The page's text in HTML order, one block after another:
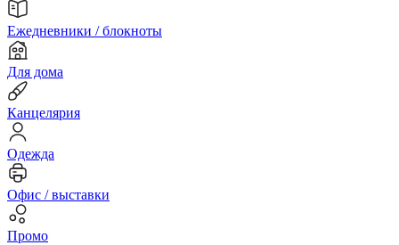
Ежедневники / блокноты
Для дома
Канцелярия
Одежда
Офис / выставки
Промо